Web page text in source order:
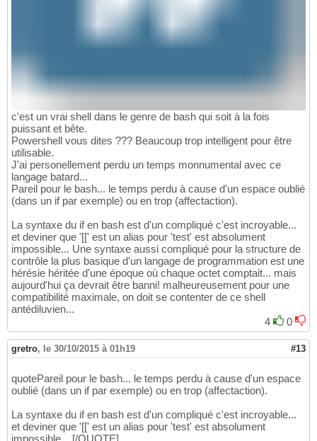
c'est un vrai shell dans le genre de bash qui soit à la fois
puissant et bête.
Powershell vous dites ??? Beaucoup trop intelligent pour être
utilisable.
J'ai personellement perdu un temps monnumental avec ce
langage batard...
Pareil pour le bash... le temps perdu à cause d'un espace oublié
(dans un if par exemple) ou en trop (affectaction).
La syntaxe du if en bash est d'un compliqué c'est incroyable...
et deviner que '[[' est un alias pour 'test' est absolument
impossible... Une syntaxe aussi compliqué pour la structure de
contrôle la plus basique d'un langage de programmation est une
hérésie héritée d'une époque où chaque octet comptait... mais
aujourd'hui ça devrait être banni! malheureusement pour une
compatibilité maximale, on doit se contenter de ce shell
antédiluvien...
4
0
gretro, le 30/10/2015 à 01h19 #13
quotePareil pour le bash... le temps perdu à cause d'un espace
oublié (dans un if par exemple) ou en trop (affectaction).
La syntaxe du if en bash est d'un compliqué c'est incroyable...
et deviner que '[[' est un alias pour 'test' est absolument
impossible... [/QUOTE]